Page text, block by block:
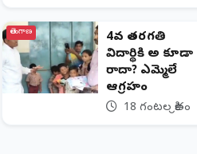
తెలంగాణ
4వ తరగతి
విద్యార్థికి అ కూడా
రాదా? ఎమ్మెల్యే
ఆగ్రహం
18 గంటల క్రితం